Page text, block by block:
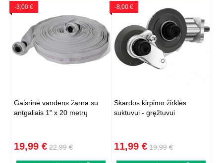
-3,00 €
Gaisrinė vandens žarna su
antgaliais 1" x 20 metrų
19,99 € 22,99 €
-8,00 €
Skardos kirpimo žirklės
suktuvui - gręžtuvui
11,99 € 19,99 €